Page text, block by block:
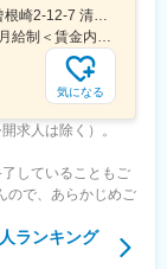
＜勤務地詳細＞本社住所：大阪府大阪市北区曾根崎2-12-7 清和梅田ビル8F勤務地最寄駅：Osaka Metro 谷町線／東梅田駅受動喫煙対策：屋内全面禁煙変更の範囲：会社の定める事業所
＜予定年収＞500万円～600万円＜賃金形態＞月給制＜賃金内訳＞月額（基本給）：240,000円～300,000円＜月給＞240,000円～300,000円＜昇給有無＞有＜残業手当＞有＜給与補足＞※上記年収は目安であり、詳細はスキル・経験を考慮し決定いたします。■昇給：年1回■賞与：年2回■モデル年収：30歳：600万円※あくまでモデルです。最終的には、経験・人物面等を面接で判断し決定します賃金はあくまでも目安の金額であり、選考を通じて上下する可能性があります。月給(月額)は固定手当を含めた表記です。
気になる
求人は除く）。
していることもご
ので、あらかじめご
ランキング